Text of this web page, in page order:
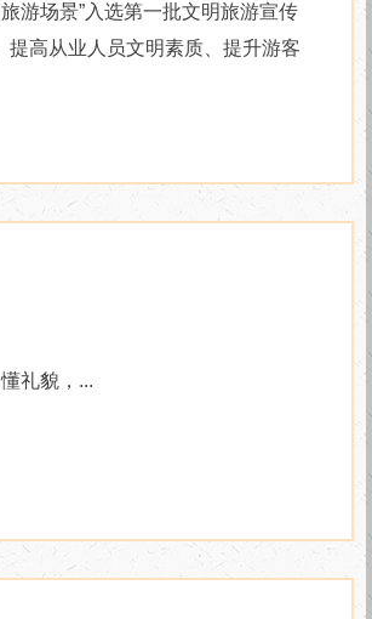
场景”入选第一批文明旅游宣传
高从业人员文明素质、提升游客
貌，...